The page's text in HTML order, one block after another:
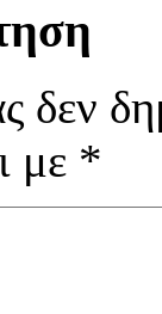
δεν
με *